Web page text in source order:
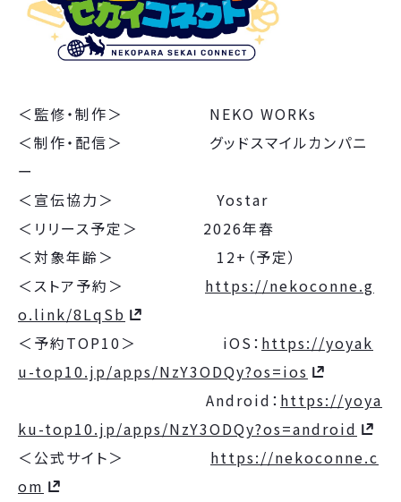
＜監修・制作＞ NEKO WORKs
＜制作・配信＞ グッドスマイルカンパニ
ー
＜宣伝協力＞ Yostar
＜リリース予定＞ 2026年春
＜対象年齢＞ 12+（予定）
＜ストア予約＞ https://nekoconne.g
o.link/8LqSb
＜予約TOP10＞ iOS： https://yoyak
u-top10.jp/apps/NzY3ODQy?os=ios
Android： https://yoya
ku-top10.jp/apps/NzY3ODQy?os=android
＜公式サイト＞ https://nekoconne.c
om